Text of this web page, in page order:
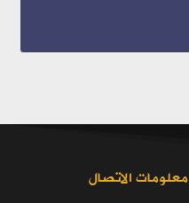
معلومات الاتصال